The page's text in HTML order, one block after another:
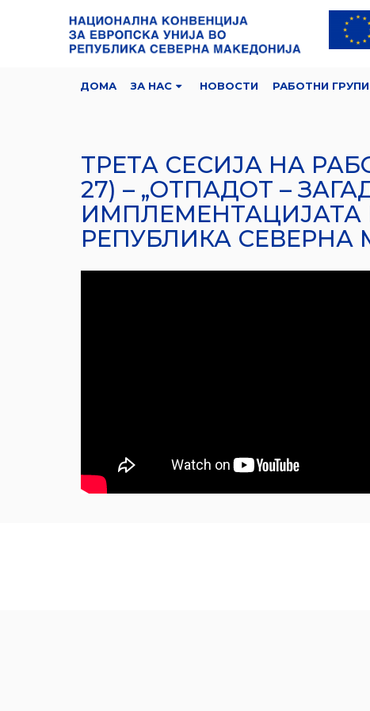
ДОМА ЗА НАС НОВОСТИ РАБОТНИ ГРУПИ
ТРЕТА СЕСИЈА НА
27) – „ОТПАДОТ –
ИМПЛЕМЕНТАЦИЈАТА
РЕПУБЛИКА СЕВЕРНА